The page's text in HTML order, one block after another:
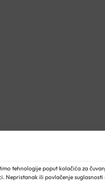
tehnologije poput kolačića za
Nepristanak ili povlačenje